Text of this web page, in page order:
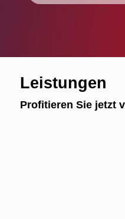
Leistungen
Profitieren Sie jetzt